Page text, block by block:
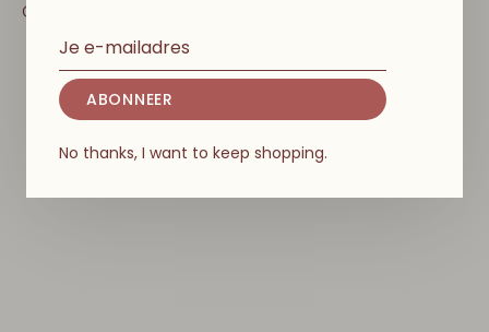
Calabria Hooded Jacket
- Beige
€65,00
€92,00
€46,00
ABONNEER
No thanks, I want to keep shopping.